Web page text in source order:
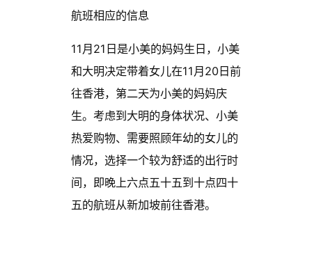
航班相应的信息
11月21日是小美的妈妈生日，小美
和大明决定带着女儿在11月20日前
往香港，第二天为小美的妈妈庆
生。考虑到大明的身体状况、小美
热爱购物、需要照顾年幼的女儿的
情况，选择一个较为舒适的出行时
间，即晚上六点五十五到十点四十
五的航班从新加坡前往香港。